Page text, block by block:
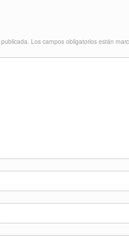
Los campos obligatorios están